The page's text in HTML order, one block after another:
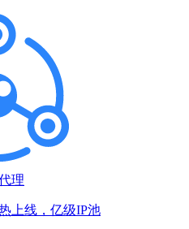
理
上线，亿级IP池